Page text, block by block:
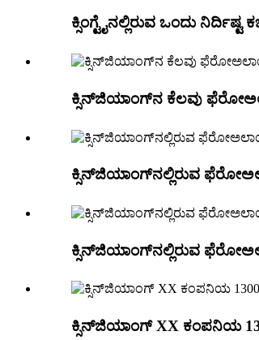
ಕ್ಸಿಂಗ್ಟೈನಲ್ಲಿರುವ ಒಂದು
ಕ್ಸಿನ್‌ಜಿಯಾಂಗ್‌ನ ಕೆಲವು
ಕ್ಸಿನ್‌ಜಿಯಾಂಗ್‌ನಲ್ಲಿರುವ
ಕ್ಸಿನ್‌ಜಿಯಾಂಗ್‌ನಲ್ಲಿರುವ
ಕ್ಸಿನ್‌ಜಿಯಾಂಗ್ XX ಕಂಪನಿಯ